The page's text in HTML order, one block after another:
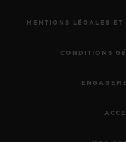
MENTIONS LÉGALES
CONDITIONS